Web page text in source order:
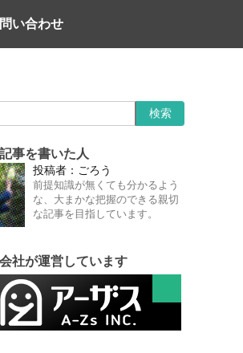
い合わせ
事を書いた人
投稿者： ごろう
前提知識が無くても分かるよう
な、大まかな把握のできる親切
な記事を目指しています。
社が運営しています